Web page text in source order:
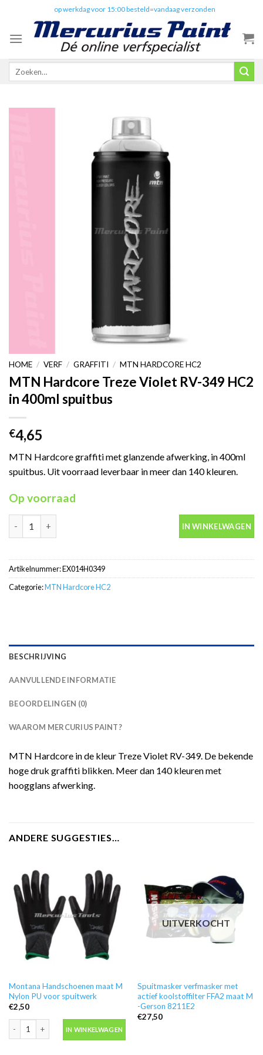
content
op werkdag voor 15:00 besteld=vandaag verzonden
Zoeken
HOME / VERF / GRAFFITI / MTN HARDCORE HC2
MTN Hardcore Treze Violet RV-349 HC2
in 400ml spuitbus
€4,65
MTN Hardcore graffiti met glanzende afwerking, in 400ml
spuitbus. Uit voorraad leverbaar in meer dan 140 kleuren.
Op voorraad
IN WINKELWAGEN
Artikelnummer:EX014H0349
Categorie:MTN Hardcore HC2
BESCHRIJVING
AANVULLENDE INFORMATIE
BEOORDELINGEN (0)
WAAROM MERCURIUS PAINT?
MTN Hardcore in de kleur Treze Violet RV-349. De bekende
hoge druk graffiti blikken. Meer dan 140 kleuren met
hoogglans afwerking.
ANDERE SUGGESTIES…
Montana Handschoenen maat M
Nylon PU voor spuitwerk
€2,50
Montana Handschoenen maat M Nylon PU voor spuitwerk aantal
IN WINKELWAGEN
UITVERKOCHT
Spuitmasker verfmasker met
actief koolstoffilter FFA2 maat M
-Gerson 8211E2
€27,50